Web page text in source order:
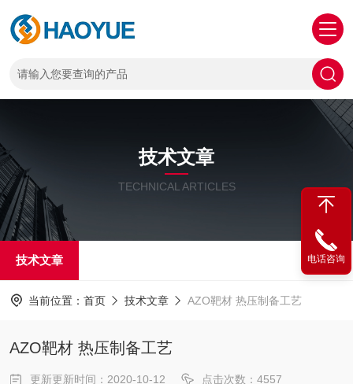
技术文章
TECHNICAL ARTICLES
技术文章
当前位置： 首页 技术文章 AZO靶材 热压制备工艺
AZO靶材 热压制备工艺
更新更新时间：2020-10-12 点击次数：4557
电话咨询